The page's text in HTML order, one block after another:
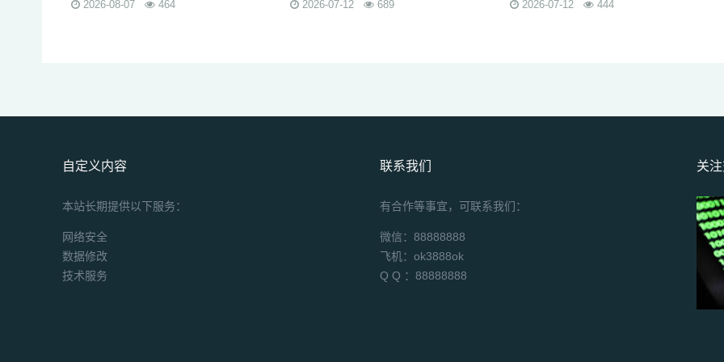
2026-08-07 464 2026-07-12 689 2026-07-12 444
自定义内容
本站长期提供以下服务：
网络安全
数据修改
技术服务
联系我们
有合作等事宜，可联系我们：
微信：88888888
飞机：ok3888ok
Q Q ：88888888
关